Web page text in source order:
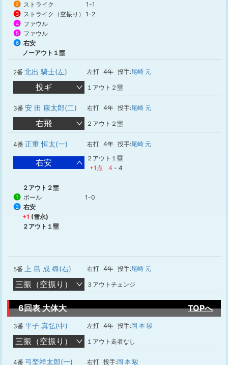
2 ストライク 1-1
3 ストライク（空振り） 1-2
4 ファウル
5 ファウル
6
右安
ノーアウト１塁
2番 北出 騎士(左) 左打 4年 投手:尾崎 元
投ギ １アウト２塁
3番 安 田 康太郎(二) 右打 4年 投手:尾崎 元
右飛 ２アウト２塁
4番 正重 恒太(一) 右打 4年 投手:尾崎 元
右安
２アウト１塁
+1点
4 - 4
２アウト２塁
1 ボール 1-0
2
右安
+1 (雪永)
２アウト１塁
5番 上 島 成 尋(右) 右打 4年 投手:尾崎 元
三振（空振り） ３アウトチェンジ
6回表 大体大 TOPへ
3番 平子 真弘(中) 左打 4年 投手:岡 本 駿
三振（空振り） １アウト走者なし
4番 弓埜祥太郎(一) 右打 投手:岡 本 駿